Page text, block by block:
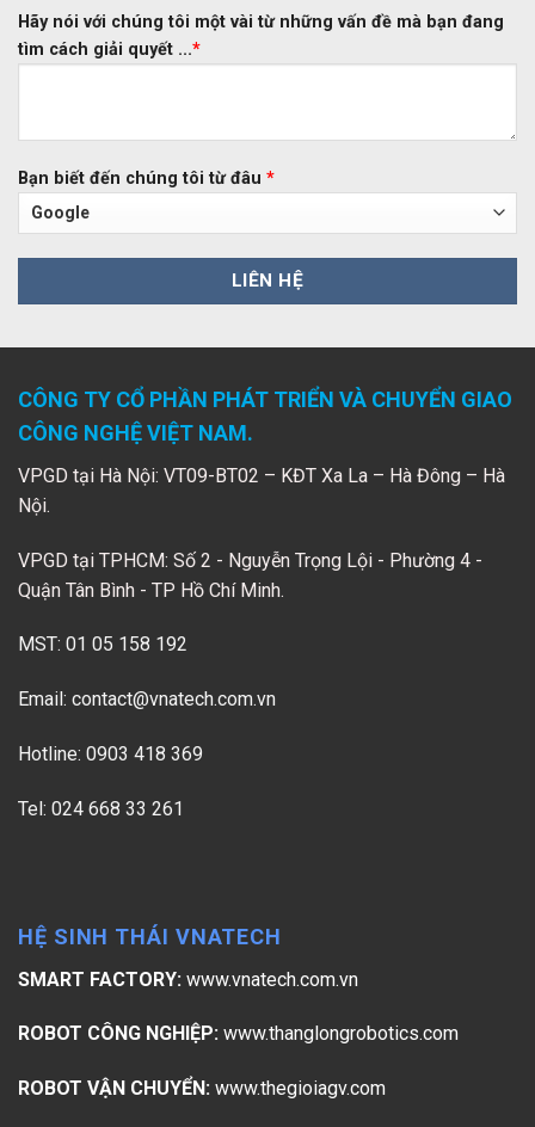
Hãy nói với chúng tôi một vài từ những vấn đề mà bạn đang
tìm cách giải quyết ...*
Bạn biết đến chúng tôi từ đâu *
CÔNG TY CỔ PHẦN PHÁT TRIỂN VÀ CHUYỂN GIAO
CÔNG NGHỆ VIỆT NAM.
VPGD tại Hà Nội: VT09-BT02 – KĐT Xa La – Hà Đông – Hà
Nội.
VPGD tại TPHCM: Số 2 - Nguyễn Trọng Lội - Phường 4 -
Quận Tân Bình - TP Hồ Chí Minh.
MST: 01 05 158 192
Email: contact@vnatech.com.vn
Hotline: 0903 418 369
Tel: 024 668 33 261
HỆ SINH THÁI VNATECH
SMART FACTORY: www.vnatech.com.vn
ROBOT CÔNG NGHIỆP: www.thanglongrobotics.com
ROBOT VẬN CHUYỂN: www.thegioiagv.com